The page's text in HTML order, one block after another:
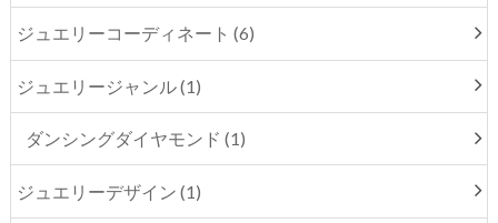
ジュエリーコーディネート (6)
ジュエリージャンル (1)
ダンシングダイヤモンド (1)
ジュエリーデザイン (1)